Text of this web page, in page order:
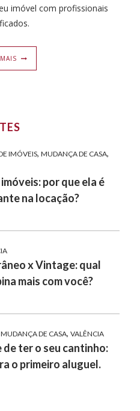
imóvel com profissionais
IMÓVEIS, MUDANÇA DE CASA,
por que ela é
na locação?
x Vintage: qual
mais com você?
MUDANÇA DE CASA, VALÊNCIA
ter o seu cantinho:
o primeiro aluguel.